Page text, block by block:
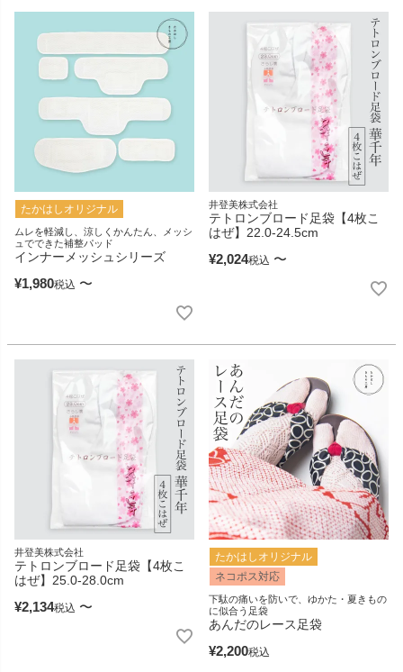
たかはしオリジナル
ムレを軽減し、涼しくかんたん、メッシ
ュでできた補整パッド
インナーメッシュシリーズ
¥1,980税込 〜
井登美株式会社
テトロンブロード足袋【4枚こ
はぜ】22.0-24.5cm
¥2,024税込 〜
井登美株式会社
テトロンブロード足袋【4枚こ
はぜ】25.0-28.0cm
¥2,134税込 〜
たかはしオリジナル
ネコポス対応
下駄の痛いを防いで、ゆかた・夏きもの
に似合う足袋
あんだのレース足袋
¥2,200税込